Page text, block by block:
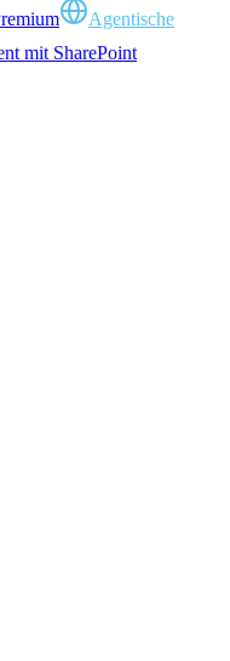
Agentische
mit SharePoint